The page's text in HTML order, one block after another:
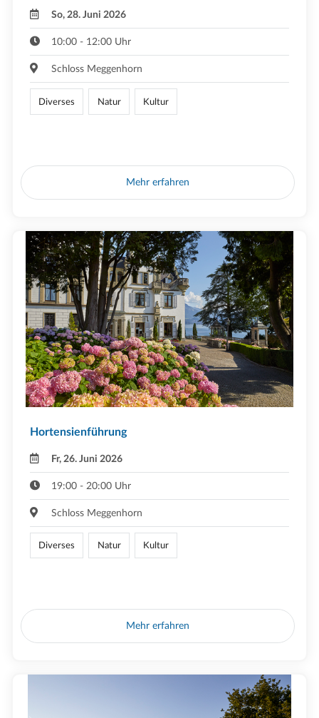
So, 28. Juni 2026
10:00 - 12:00 Uhr
Schloss Meggenhorn
Diverses Natur Kultur
Mehr erfahren
Hortensienführung
Fr, 26. Juni 2026
19:00 - 20:00 Uhr
Schloss Meggenhorn
Diverses Natur Kultur
Mehr erfahren